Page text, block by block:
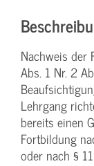
Nachweis der
Abs. 1 Nr. 2
Lehrgang
bereits einen
Fortbildung
oder nach §